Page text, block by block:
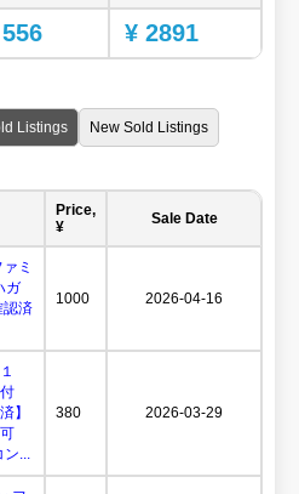
¥ 2891
Listings New Sold Listings
Price,
¥
Sale Date
ミ
ガ
認済
1000 2026-04-16
】
可
...
380 2026-03-29